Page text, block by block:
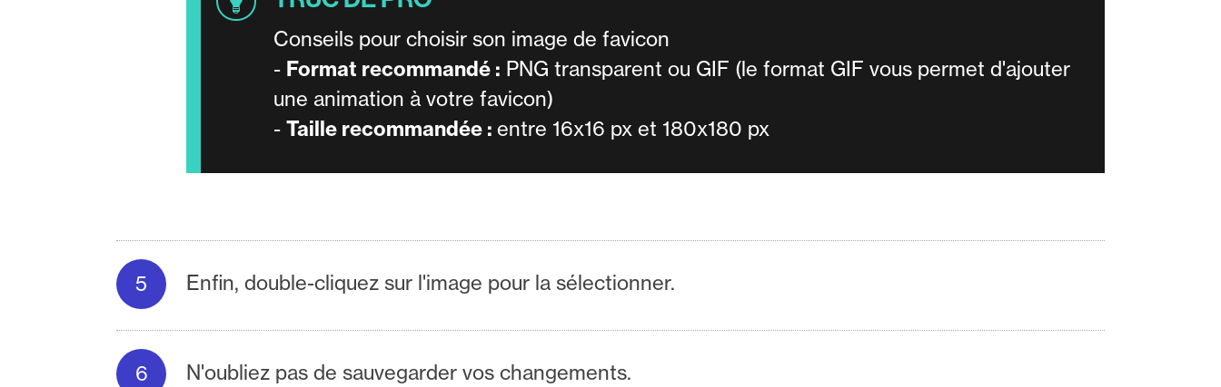
Conseils pour choisir son image de favicon
- Format recommandé : PNG transparent ou GIF (le format GIF vous permet d'ajouter
une animation à votre favicon)
- Taille recommandée : entre 16x16 px et 180x180 px
Enfin, double-cliquez sur l'image pour la sélectionner.
N'oubliez pas de sauvegarder vos changements.